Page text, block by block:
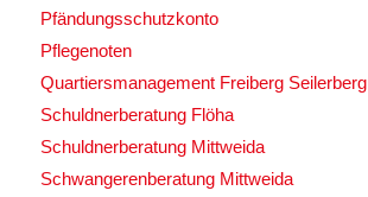
Pfändungsschutzkonto
Pflegenoten
Quartiersmanagement Freiberg Seilerberg
Schuldnerberatung Flöha
Schuldnerberatung Mittweida
Schwangerenberatung Mittweida